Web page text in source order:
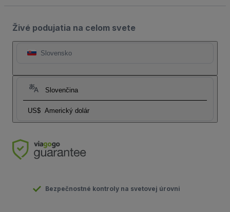
Živé podujatia na celom svete
Slovensko
Slovenčina
US$ Americký dolár
Bezpečnostné kontroly na svetovej úrovni